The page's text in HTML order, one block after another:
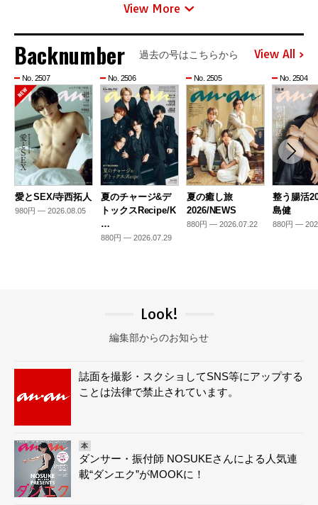
View More
Backnumber 過去の号はこちらから View All
No. 2507
愛とSEX/寺西拓人
980円 — 2026.08.05
No. 2506
夏のチャージ&デ
トックスRecipe/K
…
880円 — 2026.07.29
No. 2505
夏の癒し旅
2026/NEWS
880円 — 2026.07.22
No. 2504
整う腸活
島健
880円 —
Look!
編集部からのお知らせ
誌面を撮影・スクショしてSNS等にアップする
ことは法律で禁止されています。
本
ダンサー・振付師 NOSUKEさんによる人気連
載“ダンエク”がMOOKに！